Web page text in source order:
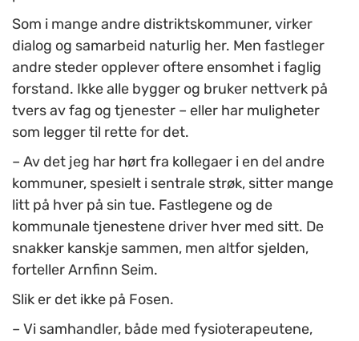
Som i mange andre distriktskommuner, virker
dialog og samarbeid naturlig her. Men fastleger
andre steder opplever oftere ensomhet i faglig
forstand. Ikke alle bygger og bruker nettverk på
tvers av fag og tjenester – eller har muligheter
som legger til rette for det.
– Av det jeg har hørt fra kollegaer i en del andre
kommuner, spesielt i sentrale strøk, sitter mange
litt på hver på sin tue. Fastlegene og de
kommunale tjenestene driver hver med sitt. De
snakker kanskje sammen, men altfor sjelden,
forteller Arnfinn Seim.
Slik er det ikke på Fosen.
– Vi samhandler, både med fysioterapeutene,